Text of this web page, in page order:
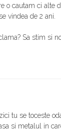
o cautam ci alte
vindea de 2 ani.
Sa stim si
tu se toceste
si metalul in